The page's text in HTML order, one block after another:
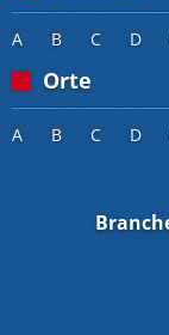
A B C D
Orte
A B C D